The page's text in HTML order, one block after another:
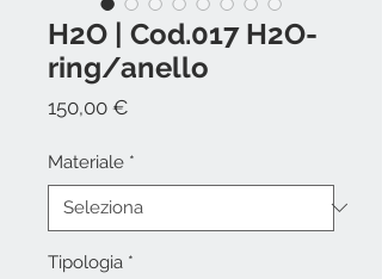
H2O | Cod.017 H2O-
ring/anello
150,00 €
Materiale *
Tipologia *